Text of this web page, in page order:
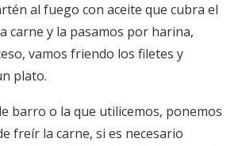
al fuego con aceite que cubra el
carne y la pasamos por harina,
vamos friendo los filetes y
plato.
barro o la que utilicemos, ponemos
freír la carne, si es necesario